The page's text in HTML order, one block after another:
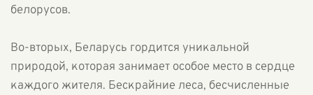
белорусов.
Во-вторых, Беларусь гордится уникальной
природой, которая занимает особое место в сердце
каждого жителя. Бескрайние леса, бесчисленные